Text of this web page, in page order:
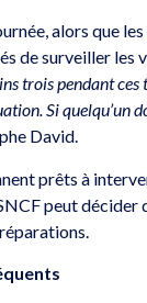
alors que
de surveiller les
trois pendant
Si
David.
prêts à
peut